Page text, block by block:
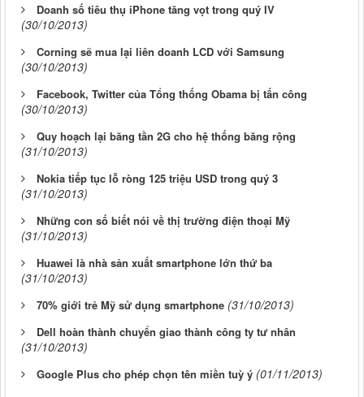
Doanh số tiêu thụ iPhone tăng vọt trong quý IV
(30/10/2013)
Corning sẽ mua lại liên doanh LCD với Samsung
(30/10/2013)
Facebook, Twitter của Tổng thống Obama bị tấn công
(30/10/2013)
Quy hoạch lại băng tần 2G cho hệ thống băng rộng
(31/10/2013)
Nokia tiếp tục lỗ ròng 125 triệu USD trong quý 3
(31/10/2013)
Những con số biết nói về thị trường điện thoại Mỹ
(31/10/2013)
Huawei là nhà sản xuất smartphone lớn thứ ba
(31/10/2013)
70% giới trẻ Mỹ sử dụng smartphone (31/10/2013)
Dell hoàn thành chuyển giao thành công ty tư nhân
(31/10/2013)
Google Plus cho phép chọn tên miền tuỳ ý (01/11/2013)